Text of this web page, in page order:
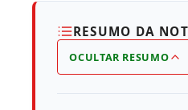
RESUMO DA
OCULTAR RESUMO